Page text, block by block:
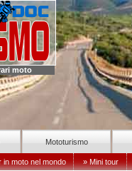
moto
Mototurismo
in moto nel mondo » Mini tour